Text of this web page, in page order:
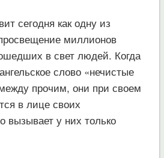
сегодня как одну из
миллионов
в свет людей. Когда
слово «нечистые
прочим, они при своем
в лице своих
вызывает у них только